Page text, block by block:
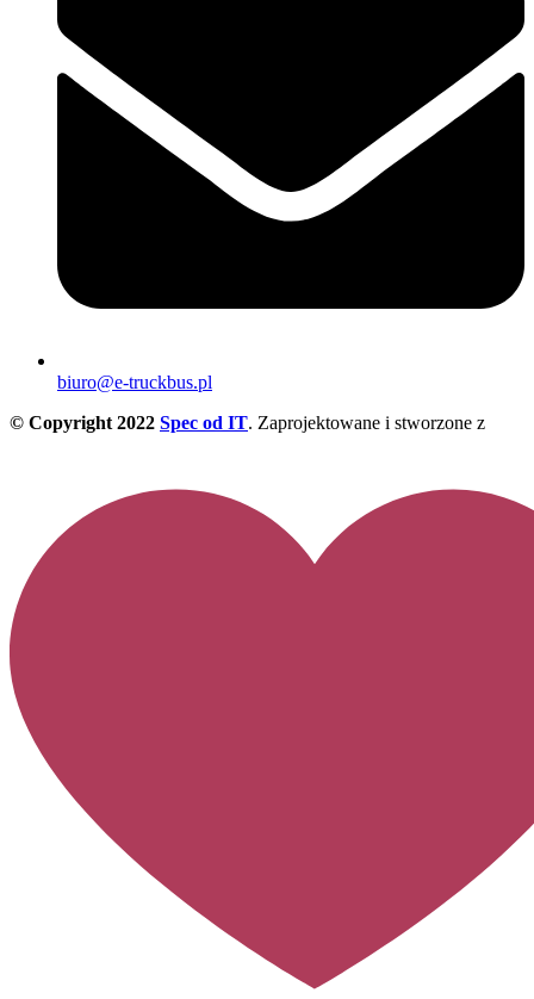
biuro@e-truckbus.pl
© Copyright 2022 Spec od IT. Zaprojektowane i stworzone z